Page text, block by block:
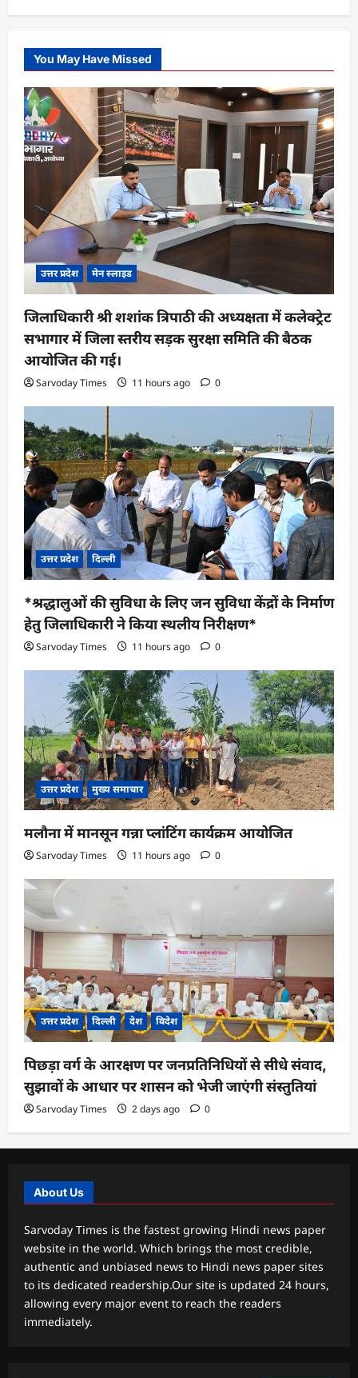
You May Have Missed
उत्तर प्रदेश मेन स्लाइड
जिलाधिकारी श्री शशांक त्रिपाठी की अध्यक्षता में कलेक्ट्रेट
सभागार में जिला स्तरीय सड़क सुरक्षा समिति की बैठक
आयोजित की गई।
Sarvoday Times 11 hours ago 0
उत्तर प्रदेश दिल्ली
*श्रद्धालुओं की सुविधा के लिए जन सुविधा केंद्रों के निर्माण
हेतु जिलाधिकारी ने किया स्थलीय निरीक्षण*
Sarvoday Times 11 hours ago 0
उत्तर प्रदेश मुख्य समाचार
मलौना में मानसून गन्ना प्लांटिंग कार्यक्रम आयोजित
Sarvoday Times 11 hours ago 0
उत्तर प्रदेश दिल्ली देश विदेश
पिछड़ा वर्ग के आरक्षण पर जनप्रतिनिधियों से सीधे संवाद,
सुझावों के आधार पर शासन को भेजी जाएंगी संस्तुतियां
Sarvoday Times 2 days ago 0
About Us
Sarvoday Times is the fastest growing Hindi news paper
website in the world. Which brings the most credible,
authentic and unbiased news to Hindi news paper sites
to its dedicated readership.Our site is updated 24 hours,
allowing every major event to reach the readers
immediately.